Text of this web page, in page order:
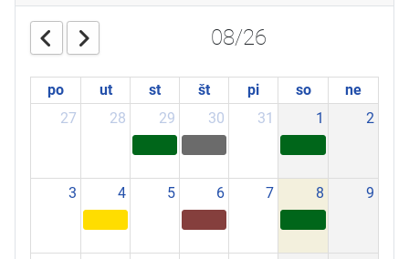
08/26
po ut st št pi so
ne
27
28 29 30 31 1 2
3 4 5 6 7 8 9